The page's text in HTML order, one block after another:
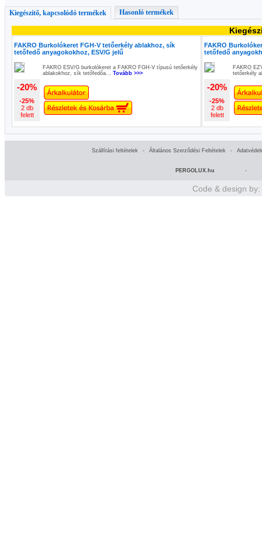
Kiegészítő, kapcsolódó termékek Hasonló termékek
FAKRO Burkolókeret FGH-V tetőerkély ablakhoz, sík
tetőfedő anyagokokhoz, ESV/G jelű
FAKRO ESV/G burkolókeret a FAKRO FGH-V típusú tetőerkély
ablakokhoz, sík tetőfedőa... Tovább >>>
-20%
-25%
2 db
felett
FAKRO
tetőfedő
FAKRO
tetőerkély
-20%
-25%
2 db
felett
Szállítási feltételek - Általános Szerződési Feltételek -
PERGOLUX.hu -
Code & design by: